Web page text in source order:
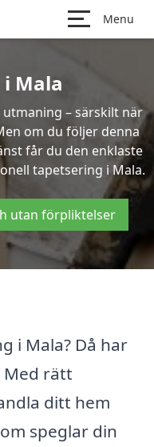
Menu
Mala
– särskilt när
om du följer denna
får du den enklaste
tapetsering i Mala.
utan förpliktelser
i Mala? Då har
rätt
ditt hem
speglar din